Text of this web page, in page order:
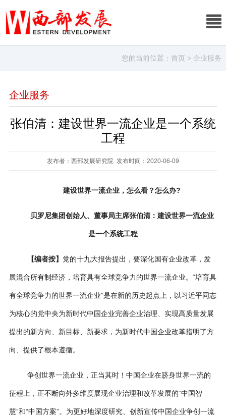
您的当前位置：首页 > 企业服务
企业服务
张伯清：建设世界一流企业是一个系统
工程
发布者：西部发展研究院 发布时间：2020-06-09
建设世界一流企业，怎么看？怎么办?
贝罗尼集团创始人、董事局主席张伯清： 建设世界一流企业
是一个系统工程
【编者按】 党的十九大报告提出，要深化国有企业改革，发
展混合所有制经济，培育具有全球竞争力的世界一流企业。“培育具
有全球竞争力的世界一流企业”是在新的历史起点上，以习近平同志
为核心的党中央为新时代中国企业完善企业治理、实现高质量发展
提出的新方向、新目标、新要求，为新时代中国企业改革指明了方
向、提供了根本遵循。
争创世界一流企业，正当其时！中国企业在跻身世界一流的
征程上，正不断向外多维度展现企业治理和改革发展的“中国智
慧”和“中国方案”。为更好地深度研究、创新宣传中国企业争创一流